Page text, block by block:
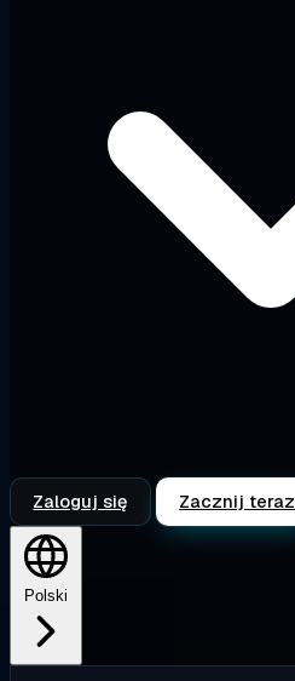
Zaloguj się Zacznij teraz
Polski